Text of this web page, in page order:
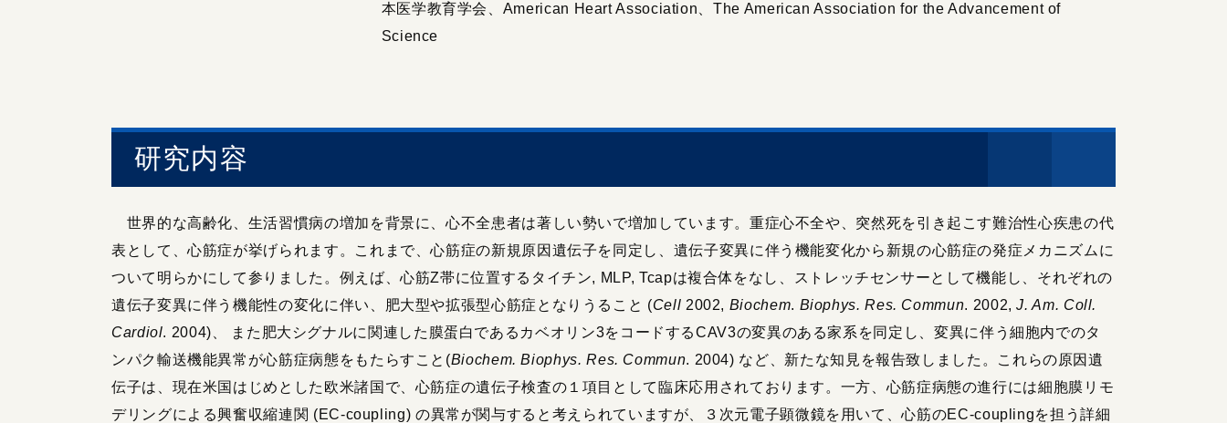
本医学教育学会、American Heart Association、The American Association for the Advancement of
Science
研究内容
世界的な高齢化、生活習慣病の増加を背景に、心不全患者は著しい勢いで増加しています。重症心不全や、突然死を引き起こす難治性心疾患の代
表として、心筋症が挙げられます。これまで、心筋症の新規原因遺伝子を同定し、遺伝子変異に伴う機能変化から新規の心筋症の発症メカニズムに
ついて明らかにして参りました。例えば、心筋Z帯に位置するタイチン, MLP, Tcapは複合体をなし、ストレッチセンサーとして機能し、それぞれの
遺伝子変異に伴う機能性の変化に伴い、肥大型や拡張型心筋症となりうること (Cell 2002, Biochem. Biophys. Res. Commun. 2002,J. Am. Coll.
Cardiol. 2004)、 また肥大シグナルに関連した膜蛋白であるカベオリン3をコードするCAV3の変異のある家系を同定し、変異に伴う細胞内でのタ
ンパク輸送機能異常が心筋症病態をもたらすこと(Biochem. Biophys. Res. Commun. 2004) など、新たな知見を報告致しました。これらの原因遺
伝子は、現在米国はじめとした欧米諸国で、心筋症の遺伝子検査の１項目として臨床応用されております。一方、心筋症病態の進行には細胞膜リモ
デリングによる興奮収縮連関 (EC-coupling) の異常が関与すると考えられていますが、３次元電子顕微鏡を用いて、心筋のEC-couplingを担う詳細